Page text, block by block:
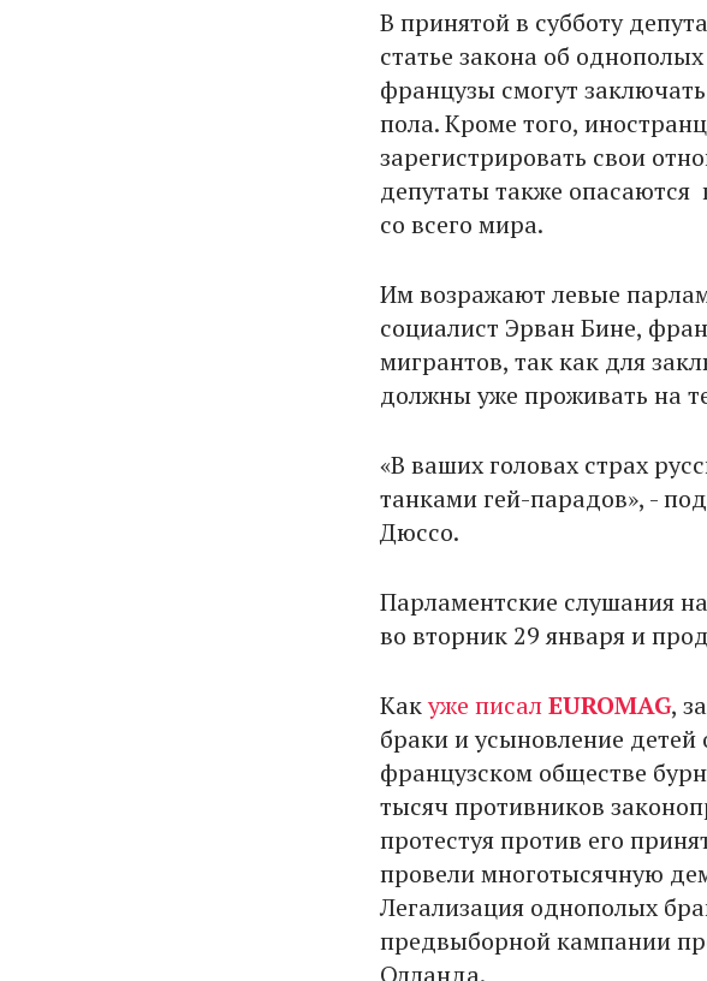
В принятой в субботу
статье закона об
французы смогут
пола. Кроме того,
зарегистрировать свои
депутаты также
со всего мира.
Им возражают левые
социалист Эрван Бине,
мигрантов, так как для
должны уже проживать на
«В ваших головах страх
танками гей-парадов», -
Дюссо.
Парламентские слушания
во вторник 29 января и
Какуже писалEUROMAG,
браки и усыновление
французском обществе
тысяч противников
протестуя против его
провели многотысячную
Легализация однополых
предвыборной кампании